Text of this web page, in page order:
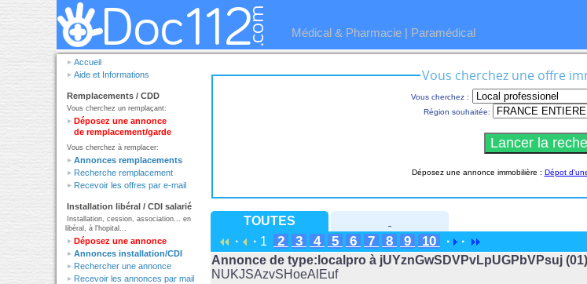
Médical & Pharmacie | Paramédical
Accueil
Aide et Informations
Remplacements / CDD
Vous cherchez un remplaçant:
Déposez une annonce
de remplacement/garde
Vous cherchez à remplacer:
Annonces remplacements
Recherche remplacement
Recevoir les offres par e-mail
Installation libéral / CDI salarié
Installation, cession, association... en
libéral, à l'hopital...
Déposez une annonce
Annonces installation/CDI
Rechercher une annonce
Recevoir les annonces par mail
Vous cherchez une offre
Vous cherchez :
Région souhaitée:
Déposez une annonce immobilière : Dépot
TOUTES
·
· 1 2 3 4 5 6 7 8 9 10 ·
·
Annonce de type:localpro à jUYznGwSDVPvLpUGPbVPsuj (01)
NUKJSAzvSHoeAlEuf